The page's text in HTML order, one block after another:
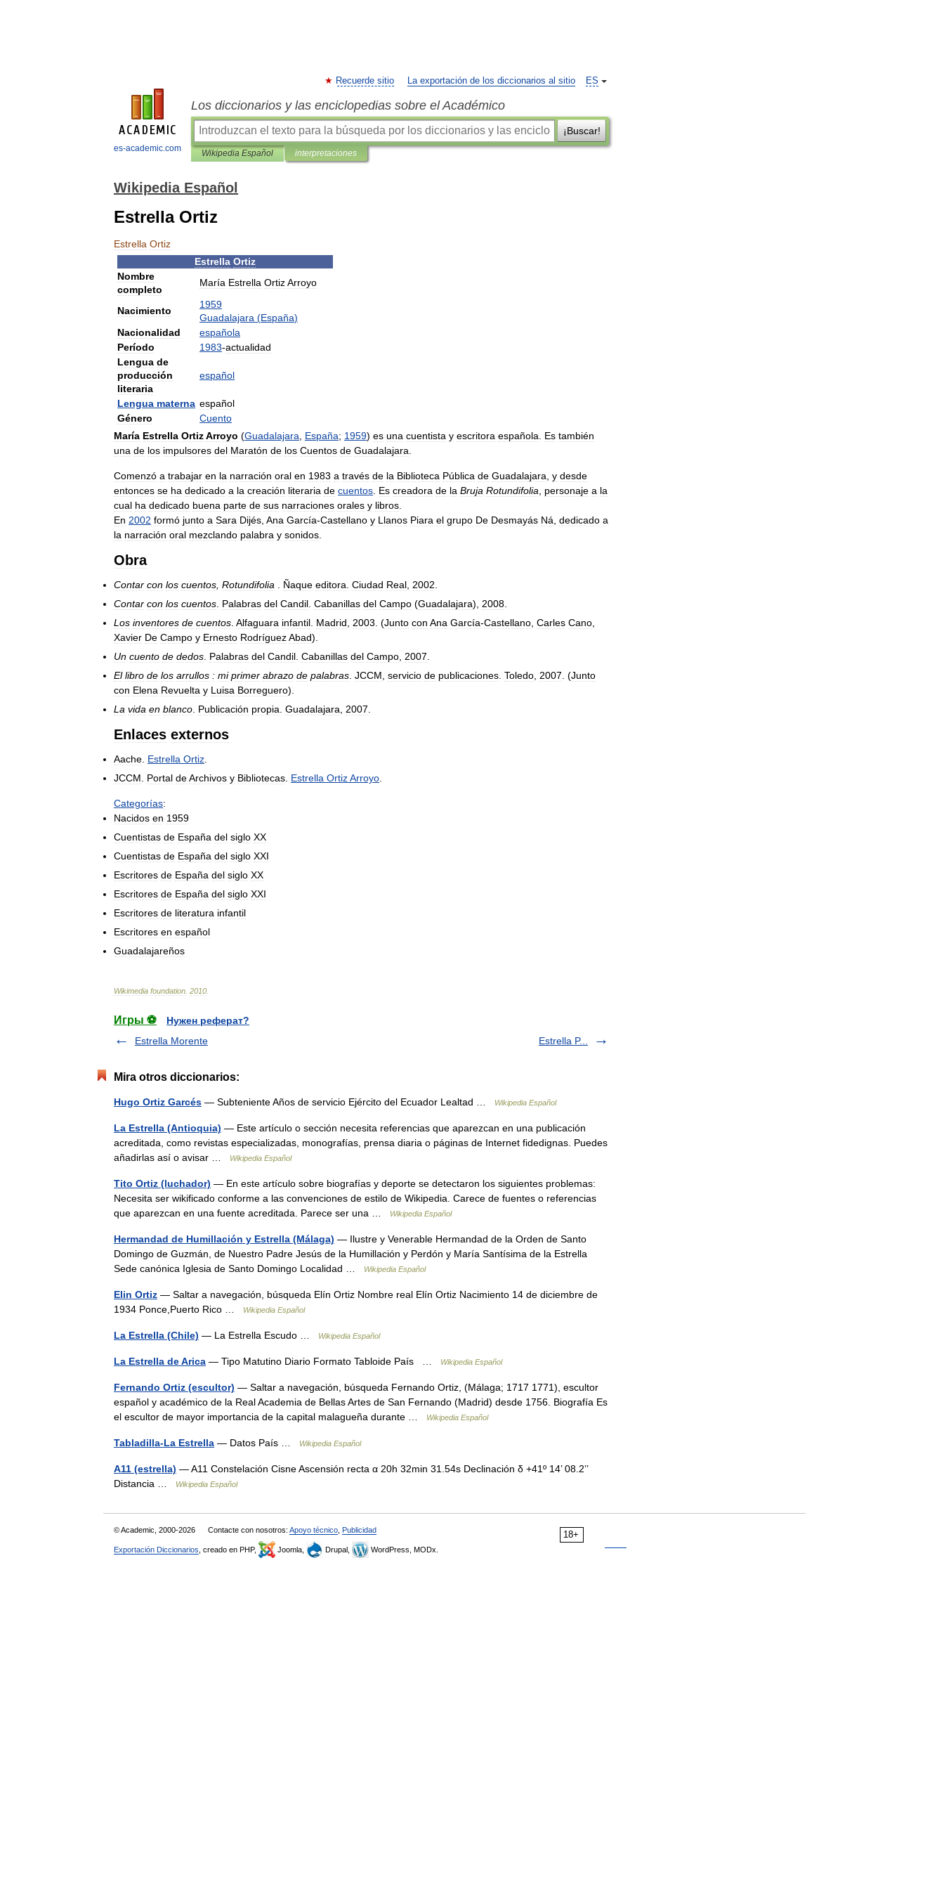
es-academic.com
ES
Recuerde sitio La exportación de los diccionarios al sitio
Los diccionarios y las enciclopedias sobre el Académico
¡Buscar!
Wikipedia Español interpretaciones
Wikipedia Español
Estrella Ortiz
Estrella Ortiz
Estrella Ortiz
Nombre
completo
María Estrella OrtizArroyo
Nacimiento
1959
Guadalajara (España)
Nacionalidad
española
Período
1983-actualidad
Lengua de
producción
literaria
español
Lengua materna español
Género
Cuento
María Estrella OrtizArroyo (Guadalajara España; 1959) es una cuentista y escritora española Es también
una de los impulsores del Maratón de los Cuentos de Guadalajara
Comenzó a trabajar en la narración oral en 1983 a través de la Biblioteca Pública de Guadalajara y desde
entonces se ha dedicado a la creación literaria de cuentos Es creadora de la Bruja Rotundifolia personaje a la
cual ha dedicado buena parte de sus narraciones orales y libros
En 2002 formó junto a Sara Dijés Ana García-Castellano y Llanos Piara el grupo De Desmayás Ná dedicado a
la narración oral mezclando palabra y sonidos
Obra
Contar con los cuentos Rotundifolia Ñaque editora Ciudad Real 2002
Contar con los cuentos Palabras del Candil Cabanillas del Campo (Guadalajara), 2008
Los inventores de cuentos Alfaguara infantil Madrid 2003 . (Junto con Ana García-Castellano Carles Cano
Xavier De Campo y Ernesto RodríguezAbad).
Un cuento de dedos Palabras del Candil Cabanillas del Campo 2007
El libro de los arrullos : mi primer abrazo de palabras JCCM servicio de publicaciones Toledo 2007 . (Junto
con Elena Revuelta y Luisa Borreguero).
La vida en blanco Publicación propia Guadalajara 2007
Enlaces externos
Aache Estrella Ortiz
JCCM
Portal deArchivos y Bibliotecas Estrella OrtizArroyo
Categorías:
Nacidos en 1959
Cuentistas de España del siglo XX
Cuentistas de España del siglo XXI
Escritores de España del siglo XX
Escritores de España del siglo XXI
Escritores de literatura infantil
Escritores en español
Guadalajareños
Wikimedia foundation 2010
Игры ⚽
Нужен реферат?
Estrella Morente
Estrella P...
Mira otros diccionarios:
Hugo Ortiz Garcés — Subteniente Años de servicio Ejército del Ecuador Lealtad … Wikipedia Español
La Estrella (Antioquia) — Este artículo o sección necesita referencias que aparezcan en una publicación
acreditada, como revistas especializadas, monografías, prensa diaria o páginas de Internet fidedignas. Puedes
añadirlas así o avisar …
Wikipedia Español
Tito Ortiz (luchador) — En este artículo sobre biografías y deporte se detectaron los siguientes problemas:
Necesita ser wikificado conforme a las convenciones de estilo de Wikipedia. Carece de fuentes o referencias
que aparezcan en una fuente acreditada. Parece ser una …
Wikipedia Español
Hermandad de Humillación y Estrella (Málaga) — Ilustre y Venerable Hermandad de la Orden de Santo
Domingo de Guzmán, de Nuestro Padre Jesús de la Humillación y Perdón y María Santísima de la Estrella
Sede canónica Iglesia de Santo Domingo Localidad …
Wikipedia Español
Elin Ortiz — Saltar a navegación, búsqueda Elín Ortiz Nombre real Elín Ortiz Nacimiento 14 de diciembre de
1934 Ponce,Puerto Rico …
Wikipedia Español
La Estrella (Chile) — La Estrella Escudo … Wikipedia Español
La Estrella de Arica — Tipo Matutino Diario Formato Tabloide País … Wikipedia Español
Fernando Ortiz (escultor) — Saltar a navegación, búsqueda Fernando Ortiz, (Málaga; 1717 1771), escultor
español y académico de la Real Academia de Bellas Artes de San Fernando (Madrid) desde 1756. Biografía Es
el escultor de mayor importancia de la capital malagueña durante …
Wikipedia Español
Tabladilla-La Estrella — Datos País … Wikipedia Español
A11 (estrella) — A11 Constelación Cisne Ascensión recta α 20h 32min 31.54s Declinación δ +41º 14’ 08.2’’
Distancia …
Wikipedia Español
18+
© Academic, 2000-2026 Contacte con nosotros: Apoyo técnico Publicidad
Exportación Diccionarios , creado en PHP, Joomla, Drupal, WordPress, MODx.